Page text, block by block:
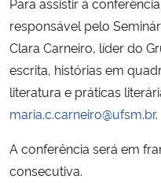
responsável pelo
Clara Carneiro, líder do
escrita, histórias em
literatura e práticas
maria.c.carneiro@ufsm.br.
A conferência será em
consecutiva.